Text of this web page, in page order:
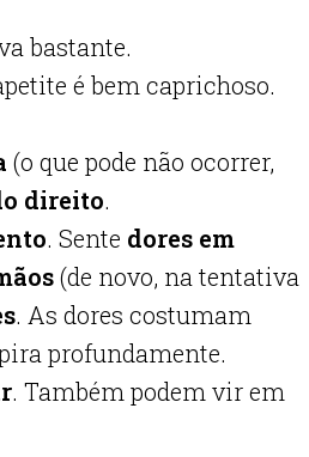
bastante.
é bem caprichoso.
(o que pode não ocorrer,
direito.
. Sente dores em
(de novo, na tentativa
. As dores costumam
profundamente.
. Também podem vir em